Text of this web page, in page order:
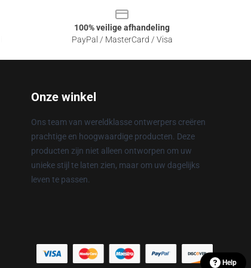
100% veilige afhandeling
PayPal / MasterCard / Visa
Onze winkel
Ons team van wereldklasse ontwerpers creëren
prachtige en hoogwaardige producten. Deze
producten zijn niet alleen ontworpen om uw
unieke stijl te laten zien, maar om uw dagelijks
leven te passen.
Help